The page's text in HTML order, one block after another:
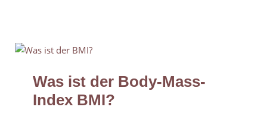
Was ist der Body-Mass-
Index BMI?